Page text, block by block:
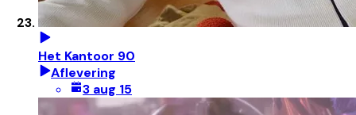
Het Kantoor 90
Aflevering
3 aug 15